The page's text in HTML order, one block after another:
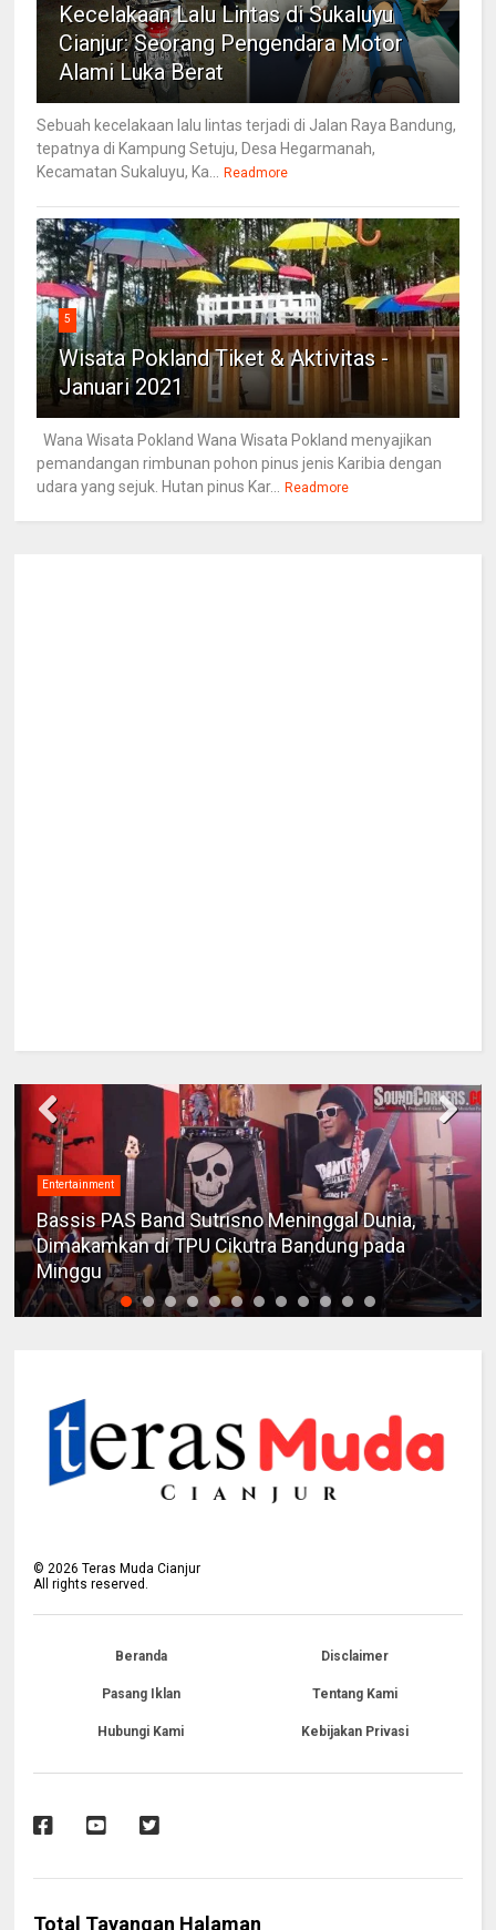
Kecelakaan Lalu Lintas di Sukaluyu
Cianjur: Seorang Pengendara Motor
Alami Luka Berat
Sebuah kecelakaan lalu lintas terjadi di Jalan Raya Bandung,
tepatnya di Kampung Setuju, Desa Hegarmanah,
Kecamatan Sukaluyu, Ka...
Readmore
5
Wisata Pokland Tiket & Aktivitas -
Januari 2021
Wana Wisata Pokland Wana Wisata Pokland menyajikan
pemandangan rimbunan pohon pinus jenis Karibia dengan
udara yang sejuk. Hutan pinus Kar...
Readmore
Entertainment
Bassis PAS Band Sutrisno Meninggal Dunia,
Dimakamkan di TPU Cikutra Bandung pada
Minggu
©2026 Teras Muda Cianjur
All rights reserved.
Beranda Disclaimer
Pasang Iklan Tentang Kami
Hubungi Kami Kebijakan Privasi
Total Tayangan Halaman